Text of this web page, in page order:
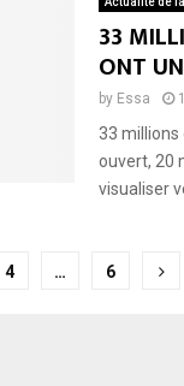
33
ONT
by Essa
33 millions
ouvert, 20
visualiser
4 … 6